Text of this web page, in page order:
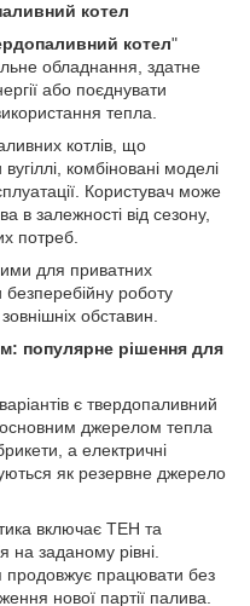
котел
котел"
обладнання, здатне
або поєднувати
тепла.
котлів, що
комбіновані моделі
Користувач може
в залежності від сезону,
потреб.
для приватних
роботу
обставин.
популярне рішення для
є твердопаливний
джерелом тепла
а електричні
як резервне джерело
включає ТЕН та
на заданому рівні.
працювати без
нової партії палива.